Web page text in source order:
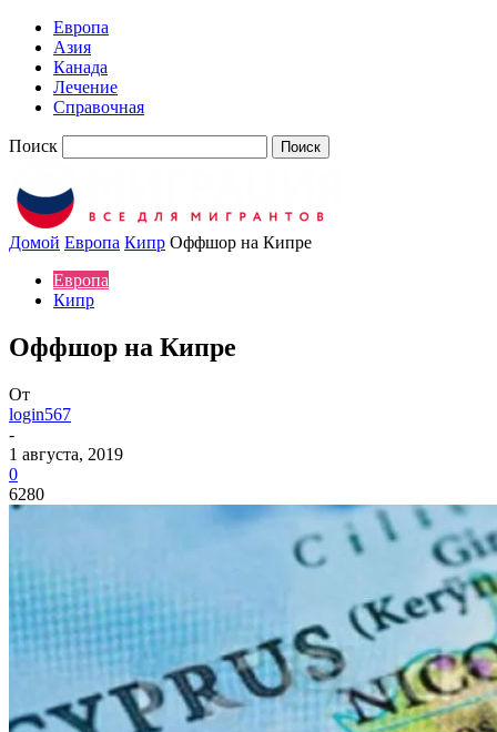
Европа
Азия
Канада
Лечение
Справочная
Поиск
Домой Европа Кипр Оффшор на Кипре
Европа
Кипр
Оффшор на Кипре
От
login567
-
1 августа, 2019
0
6280